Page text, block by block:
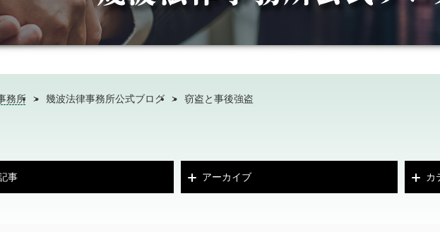
務所 > 幾波法律事務所公式ブログ > 窃盗と事後強盗
事 アーカイブ カ